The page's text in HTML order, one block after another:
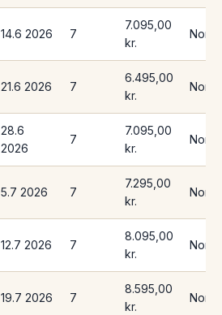
14.6 2026 7
7.095,00
kr.
21.6 2026 7
6.495,00
kr.
28.6
2026
7
7.095,00
kr.
5.7 2026 7
7.295,00
kr.
12.7 2026 7
8.095,00
kr.
19.7 2026 7
8.595,00
kr.